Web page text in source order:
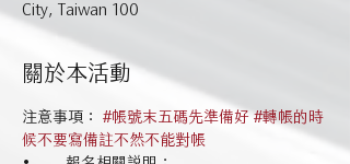
City, Taiwan 100
關於本活動
注意事項： #帳號末五碼先準備好 #轉帳的時
候不要寫備註不然不能對帳